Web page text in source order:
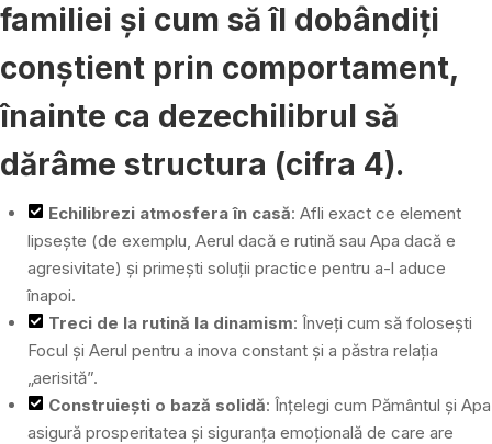
familiei și cum să îl dobândiți
conștient prin comportament,
înainte ca dezechilibrul să
dărâme structura (cifra 4).
Echilibrezi atmosfera în casă: Afli exact ce element
lipsește (de exemplu, Aerul dacă e rutină sau Apa dacă e
agresivitate) și primești soluții practice pentru a-l aduce
înapoi.
Treci de la rutină la dinamism: Înveți cum să folosești
Focul și Aerul pentru a inova constant și a păstra relația
„aerisită”.
Construiești o bază solidă: Înțelegi cum Pământul și Apa
asigură prosperitatea și siguranța emoțională de care are